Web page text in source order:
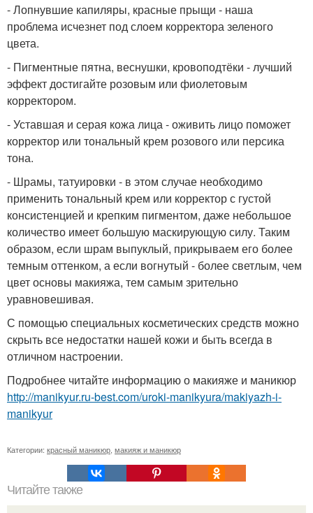
- Лопнувшие капиляры, красные прыщи - наша
проблема исчезнет под слоем корректора зеленого
цвета.
- Пигментные пятна, веснушки, кровоподтёки - лучший
эффект достигайте розовым или фиолетовым
корректором.
- Уставшая и серая кожа лица - оживить лицо поможет
корректор или тональный крем розового или персика
тона.
- Шрамы, татуировки - в этом случае необходимо
применить тональный крем или корректор с густой
консистенцией и крепким пигментом, даже небольшое
количество имеет большую маскирующую силу. Таким
образом, если шрам выпуклый, прикрываем его более
темным оттенком, а если вогнутый - более светлым, чем
цвет основы макияжа, тем самым зрительно
уравновешивая.
С помощью специальных косметических средств можно
скрыть все недостатки нашей кожи и быть всегда в
отличном настроении.
Подробнее читайте информацию о макияже и маникюр
http://manikyur.ru-best.com/uroki-manikyura/makiyazh-i-
manikyur
Категории: красный маникюр макияж и маникюр
Читайте также